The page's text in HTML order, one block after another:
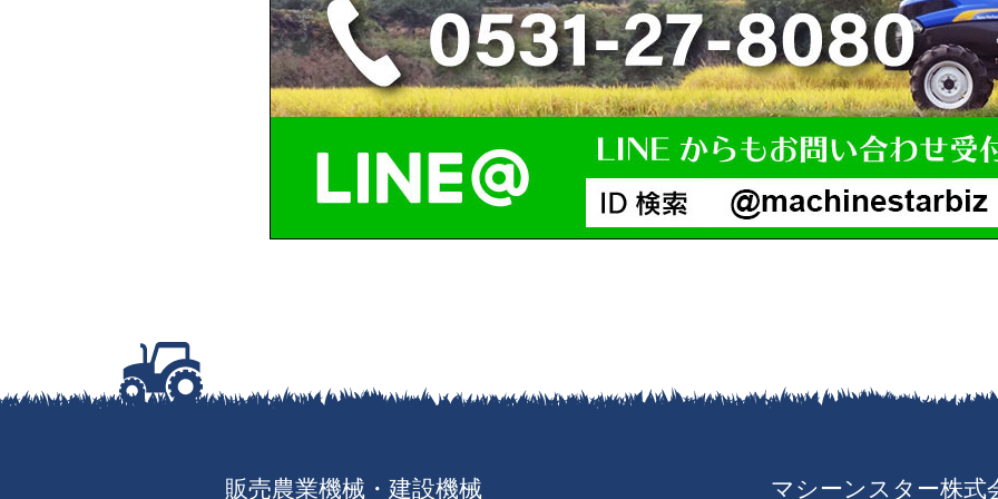
販売農業機械・建設機械 マシーンスター株式